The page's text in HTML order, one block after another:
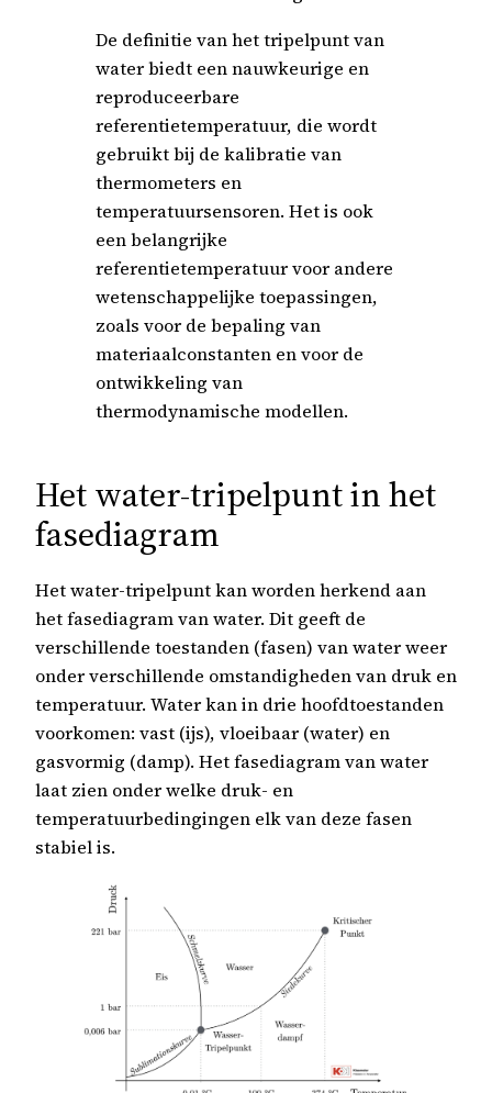
De definitie van het tripelpunt van
water biedt een nauwkeurige en
reproduceerbare
referentietemperatuur, die wordt
gebruikt bij de kalibratie van
thermometers en
temperatuursensoren. Het is ook
een belangrijke
referentietemperatuur voor andere
wetenschappelijke toepassingen,
zoals voor de bepaling van
materiaalconstanten en voor de
ontwikkeling van
thermodynamische modellen.
Het water-tripelpunt in het
fasediagram
Het water-tripelpunt kan worden herkend aan
het fasediagram van water. Dit geeft de
verschillende toestanden (fasen) van water weer
onder verschillende omstandigheden van druk en
temperatuur. Water kan in drie hoofdtoestanden
voorkomen: vast (ijs), vloeibaar (water) en
gasvormig (damp). Het fasediagram van water
laat zien onder welke druk- en
temperatuurbedingingen elk van deze fasen
stabiel is.